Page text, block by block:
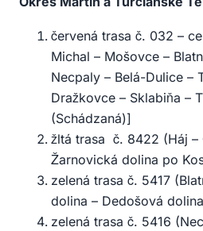
červená trasa č. 032 –
Michal – Mošovce –
Necpaly – Belá-Dulice –
Dražkovce – Sklabiňa –
(Schádzaná)]
žltá trasa č. 8422 (Háj –
Žarnovická dolina po
zelená trasa č. 5417
dolina – Dedošová
zelená trasa č. 5416